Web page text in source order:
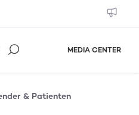
MEDIA CENTER
& Patienten